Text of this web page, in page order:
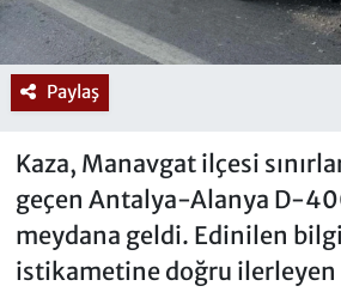
Paylaş
Kaza, Manavgat ilçesi
geçen Antalya-Alanya D-
meydana geldi. Edinilen
istikametine doğru ilerleyen